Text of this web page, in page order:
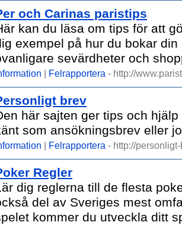
och Carinas paristips
kan du läsa om tips för att
exempel på hur du bokar
sevärdheter och
| Felrapportera - http://
brev
här sajten ger tips och
som ansökningsbrev eller
| Felrapportera - http://
Regler
dig reglerna till de flesta
del av Sveriges mest
kommer du utveckla ditt